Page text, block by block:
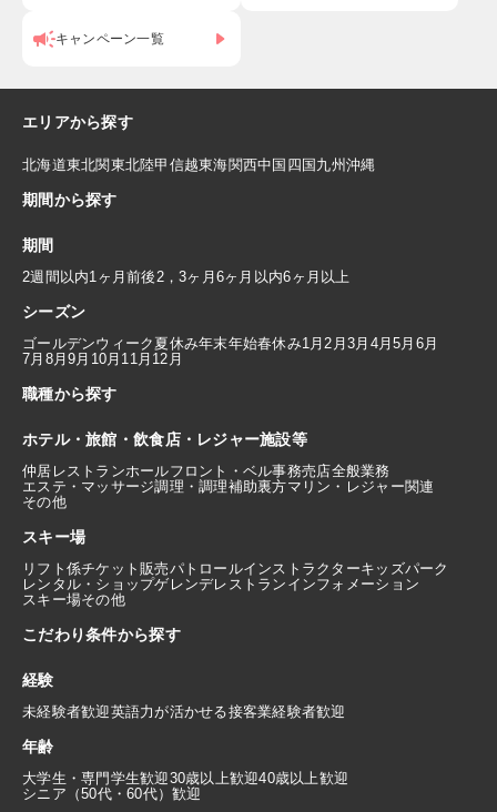
キャンペーン一覧
エリアから探す
北海道東北関東北陸甲信越東海関西中国 四国九州沖縄
期間から探す
期間
2週間以内1ヶ月前後 2，3ヶ月 6ヶ月以内6ヶ月以上
シーズン
ゴールデンウィーク 夏休み年末年始春休み1月 2月3月 4月5月 6月
7月 8月9月 10月 11月 12月
職種から探す
ホテル・旅館・飲食店・レジャー施設等
仲居 レストランホールフロント・ベル事務売店全般業務
エステ・マッサージ調理・調理補助裏方マリン・レジャー関連
その他
スキー場
リフト係チケット販売パトロールインストラクターキッズパーク
レンタル・ショップゲレンデレストラン インフォメーション
スキー場その他
こだわり条件から探す
経験
未経験者歓迎英語力が活かせる接客業経験者歓迎
年齢
大学生・専門学生歓迎30歳以上歓迎40歳以上歓迎
シニア（50代・60代）歓迎